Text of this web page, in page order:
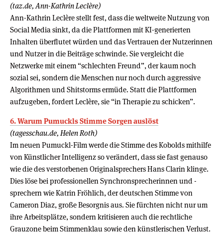
(taz.de, Ann-Kathrin Leclère)
Ann-Kathrin Leclère stellt fest, dass die weltweite Nutzung von
Social Media sinkt, da die Plattformen mit KI-generierten
Inhalten überflutet würden und das Vertrauen der Nutzerinnen
und Nutzer in die Beiträge schwinde. Sie vergleicht die
Netzwerke mit einem “schlechten Freund”, der kaum noch
sozial sei, sondern die Menschen nur noch durch aggressive
Algorithmen und Shitstorms ermüde. Statt die Plattformen
aufzugeben, fordert Leclère, sie “in Therapie zu schicken”.
6. Warum Pumuckls Stimme Sorgen auslöst
(tagesschau.de, Helen Roth)
Im neuen Pumuckl-Film werde die Stimme des Kobolds mithilfe
von Künstlicher Intelligenz so verändert, dass sie fast genauso
wie die des verstorbenen Originalsprechers Hans Clarin klinge.
Dies löse bei professionellen Synchronsprecherinnen und -
sprechern wie Katrin Fröhlich, der deutschen Stimme von
Cameron Diaz, große Besorgnis aus. Sie fürchten nicht nur um
ihre Arbeitsplätze, sondern kritisieren auch die rechtliche
Grauzone beim Stimmenklau sowie den künstlerischen Verlust.